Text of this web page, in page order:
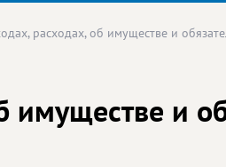
расходах, об имуществе и
и